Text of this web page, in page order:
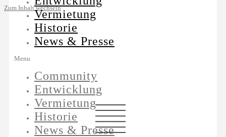
Zum Inhalt wechselnVermietung
Historie
News & Presse
Menu
Community
Entwicklung
Vermietung
Historie
News & Presse